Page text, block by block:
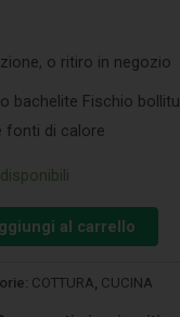
o ritiro in negozio
bachelite Fischio
fonti di calore
al carrello
COTTURA CUCINA